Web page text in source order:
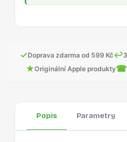
✓Doprava zdarma od 599 Kč↩
★Originální Apple produkty☎
Popis Parametry